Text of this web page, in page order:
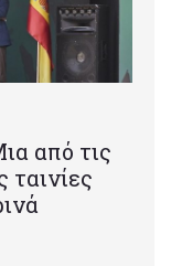
από τις
ταινίες